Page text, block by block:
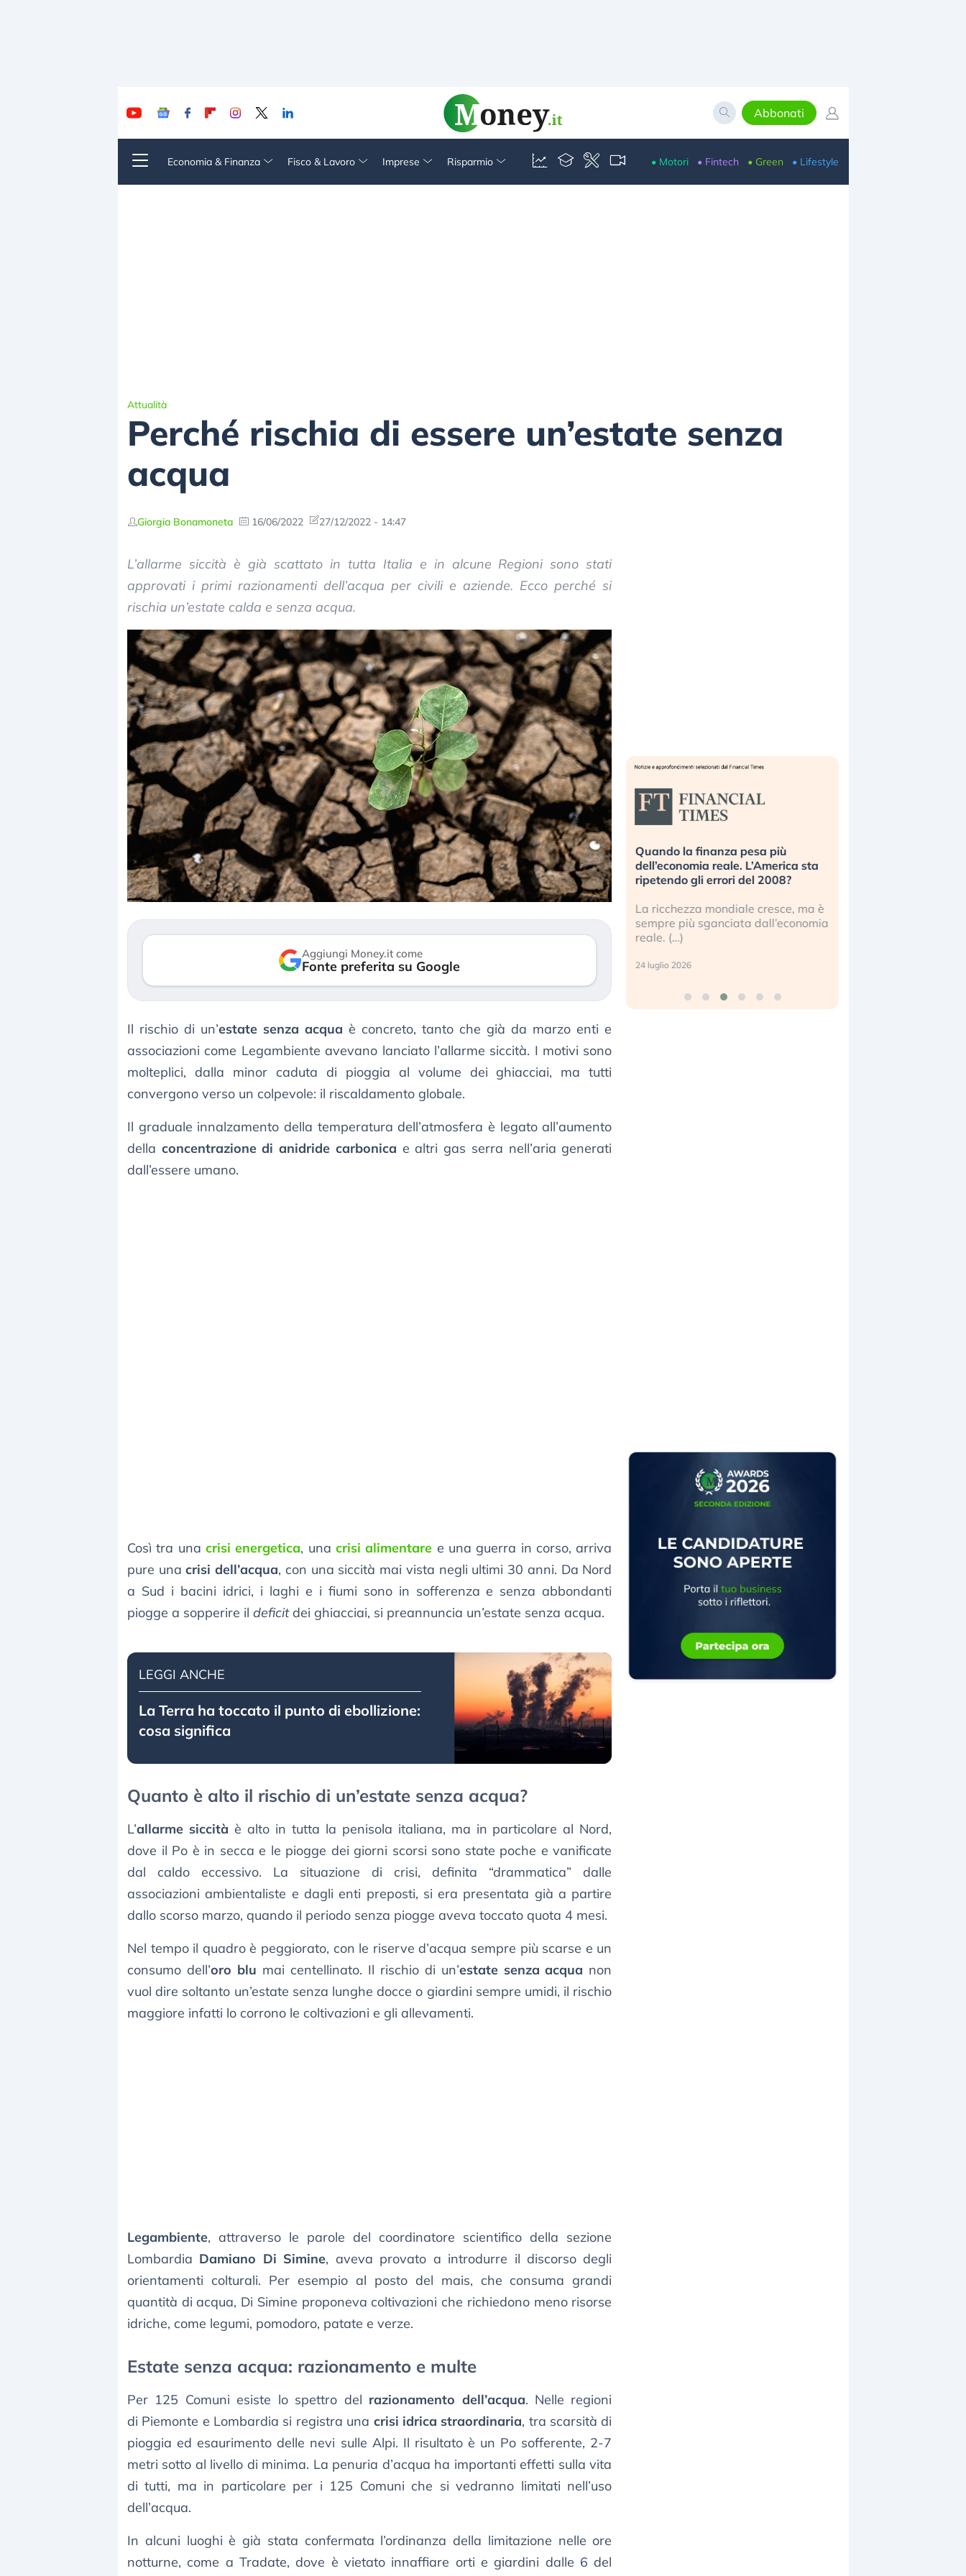
Abbonati
Economia & Finanza Fisco & Lavoro Imprese Risparmio • Motori • Fintech • Green • Lifestyle
Attualità
Perché rischia di essere un’estate senza
acqua
Giorgia Bonamoneta 16/06/2022 27/12/2022 - 14:47
L’allarme siccità è già scattato in tutta Italia e in alcune Regioni sono stati
approvati i primi razionamenti dell’acqua per civili e aziende. Ecco perché si
rischia un’estate calda e senza acqua.
Aggiungi Money.it come
Fonte preferita su Google
Il rischio di un’estate senza acqua è concreto, tanto che già da marzo enti e
associazioni come Legambiente avevano lanciato l’allarme siccità. I motivi sono
molteplici, dalla minor caduta di pioggia al volume dei ghiacciai, ma tutti
convergono verso un colpevole: il riscaldamento globale.
Il graduale innalzamento della temperatura dell’atmosfera è legato all’aumento
della concentrazione di anidride carbonica e altri gas serra nell’aria generati
dall’essere umano.
Così tra unacrisi energetica, unacrisi alimentare e una guerra in corso, arriva
pure unacrisi dell’acqua, con una siccità mai vista negli ultimi 30 anni. Da Nord
a Sud i bacini idrici, i laghi e i fiumi sono in sofferenza e senza abbondanti
piogge a sopperire il deficitdei ghiacciai, si preannuncia un’estate senza acqua.
LEGGI ANCHE
La Terra ha toccato il punto di ebollizione:
cosa significa
Quanto è alto il rischio di un’estate senza acqua?
L’allarme siccità è alto in tutta la penisola italiana, ma in particolare al Nord,
dove il Po è in secca e le piogge dei giorni scorsi sono state poche e vanificate
dal caldo eccessivo. La situazione di crisi, definita “drammatica” dalle
associazioni ambientaliste e dagli enti preposti, si era presentata già a partire
dallo scorso marzo, quando il periodo senza piogge aveva toccato quota 4 mesi.
Nel tempo il quadro è peggiorato, con le riserve d’acqua sempre più scarse e un
consumo dell’oro blu mai centellinato. Il rischio di un’estate senza acqua non
vuol dire soltanto un’estate senza lunghe docce o giardini sempre umidi, il rischio
maggiore infatti lo corrono le coltivazioni e gli allevamenti.
Legambiente, attraverso le parole del coordinatore scientifico della sezione
Lombardia Damiano Di Simine, aveva provato a introdurre il discorso degli
orientamenti colturali. Per esempio al posto del mais, che consuma grandi
quantità di acqua, Di Simine proponeva coltivazioni che richiedono meno risorse
idriche, come legumi, pomodoro, patate e verze.
Estate senza acqua: razionamento e multe
Per 125 Comuni esiste lo spettro del razionamento dell’acqua. Nelle regioni
di Piemonte e Lombardia si registra una crisi idrica straordinaria, tra scarsità di
pioggia ed esaurimento delle nevi sulle Alpi. Il risultato è un Po sofferente, 2-7
metri sotto al livello di minima. La penuria d’acqua ha importanti effetti sulla vita
di tutti, ma in particolare per i 125 Comuni che si vedranno limitati nell’uso
dell’acqua.
In alcuni luoghi è già stata confermata l’ordinanza della limitazione nelle ore
notturne, come a Tradate, dove è vietato innaffiare orti e giardini dalle 6 del
Dalle valutazioni estreme alla
correzione. Cosa sta guidando il
repricing degli asset?
mostrando segni di stanchezza
verso le (…)
«La mia vita è rovinata». Investitori
in preda al panico dopo lo scoppio
della bolla AI
Kospi, mentre gli investitori retail (…)
30 luglio 2026
Quando la finanza pesa più
dell’economia reale. L’America sta
ripetendo gli errori del 2008?
La ricchezza mondiale cresce, ma è
sempre più sganciata dall’economia
reale. (…)
24 luglio 2026